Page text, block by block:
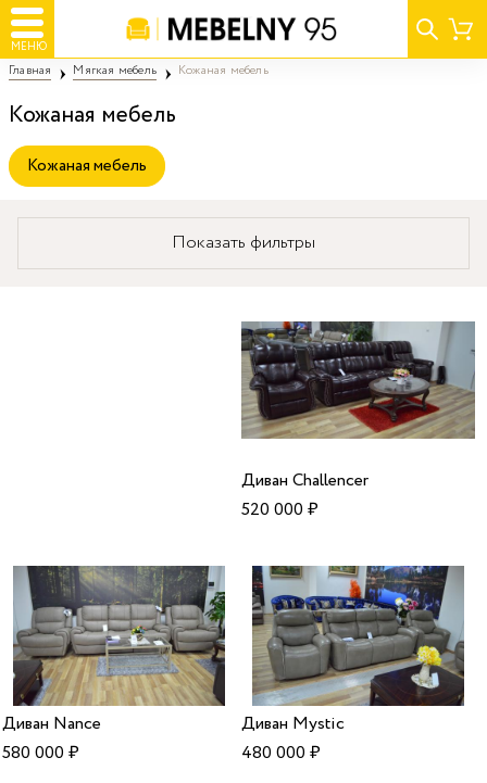
МЕНЮ
Главная Мягкая мебель Кожаная мебель
Кожаная мебель
Кожаная мебель
Показать фильтры
Диван Challencer
520 000₽
Диван Nance
580 000₽
Диван Mystic
480 000₽